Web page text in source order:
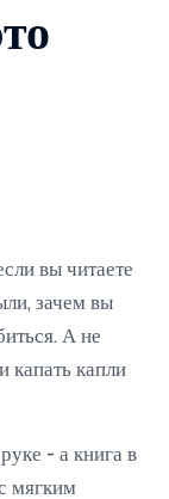
вы читаете
зачем вы
А не
капать капли
- а книга в
мягким